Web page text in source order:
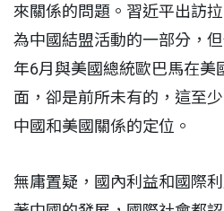
來關係的問題。習近平出訪
為中國結盟活動的一部分，
年6月與美國總統歐巴馬在美
面，卻是前所未有的，這至
中國和美國關係的定位。
無庸置疑，國內利益和國際